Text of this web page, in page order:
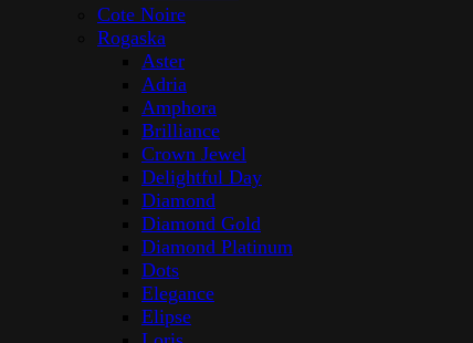
Cote Noire
Rogaska
Aster
Adria
Amphora
Brilliance
Crown Jewel
Delightful Day
Diamond
Diamond Gold
Diamond Platinum
Dots
Elegance
Elipse